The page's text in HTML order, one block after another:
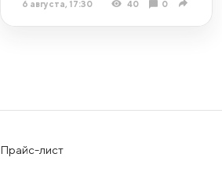
6 августа, 17:30 40 0
Прайс-лист